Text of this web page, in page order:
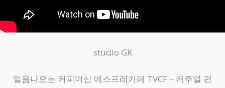
studio GK
얼음나오는 커피머신 에스프레카페 TVCF – 캐주얼 편